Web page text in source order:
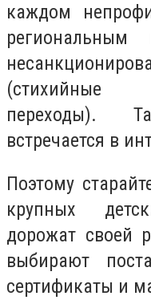
каждом
(стихийные
переходы).
встречается в
Поэтому
крупных
дорожат своей
выбирают
сертификаты и